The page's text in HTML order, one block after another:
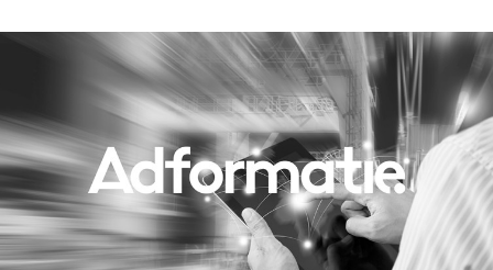
Menu
Home
9 sept: GenAI-training
12 nov: MarketingLive!